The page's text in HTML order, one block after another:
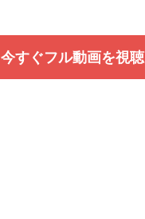
今すぐフル動画を視聴